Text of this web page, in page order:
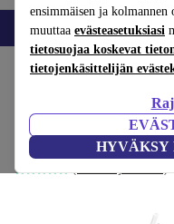
ensimmäisen ja kolmannen
muuttaa evästeasetuksiasi
tietosuojaa koskevat
tietojenkäsittelijän
HYVÄKSY
Matkapuhelimet ja
Koti Vauvat ja lapset Potat ja
Hylat vauva
valkoinen